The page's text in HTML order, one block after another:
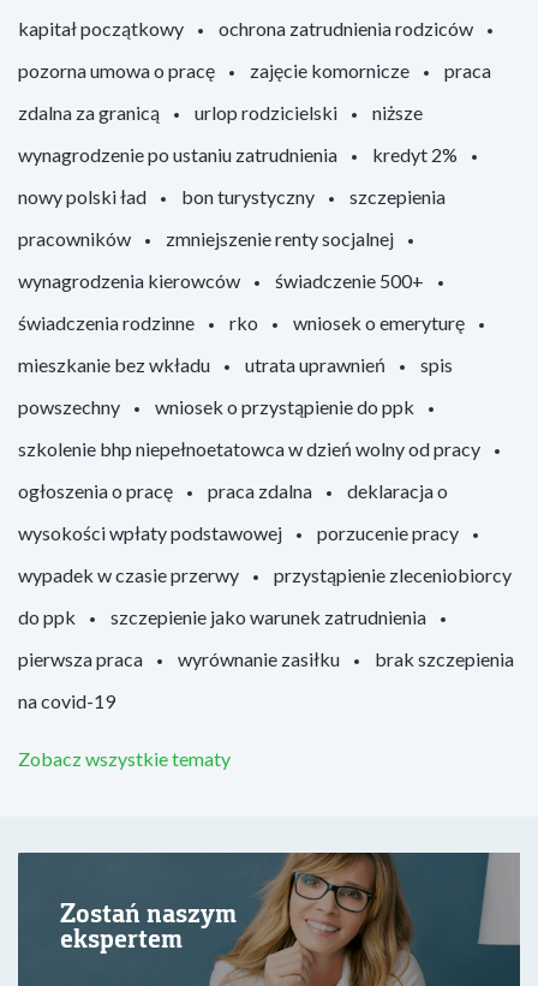
kapitał początkowy
ochrona zatrudnienia rodziców
pozorna umowa o pracę
zajęcie komornicze
praca
zdalna za granicą
urlop rodzicielski
niższe
wynagrodzenie po ustaniu zatrudnienia
kredyt 2%
nowy polski ład
bon turystyczny
szczepienia
pracowników
zmniejszenie renty socjalnej
wynagrodzenia kierowców
świadczenie 500+
świadczenia rodzinne
rko
wniosek o emeryturę
mieszkanie bez wkładu
utrata uprawnień
spis
powszechny
wniosek o przystąpienie do ppk
szkolenie bhp niepełnoetatowca w dzień wolny od pracy
ogłoszenia o pracę
praca zdalna
deklaracja o
wysokości wpłaty podstawowej
porzucenie pracy
wypadek w czasie przerwy
przystąpienie zleceniobiorcy
do ppk
szczepienie jako warunek zatrudnienia
pierwsza praca
wyrównanie zasiłku
brak szczepienia
na covid-19
Zobacz wszystkie tematy
Zostań naszym
ekspertem